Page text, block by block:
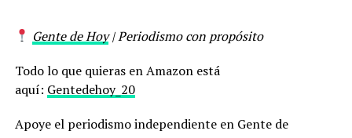
Gente de Hoy | Periodismo con propósito
Todo lo que quieras en Amazon está
aquí: Gentedehoy_20
Apoye el periodismo independiente en Gente de